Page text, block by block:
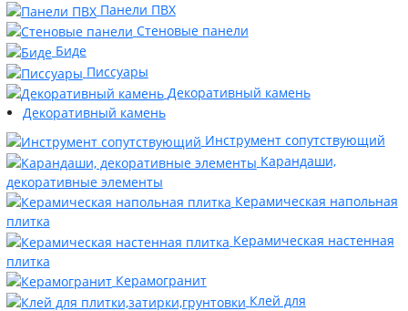
Панели ПВХ
Стеновые панели
Биде
Писсуары
Декоративный камень
Декоративный камень
Инструмент сопутствующий
Карандаши,
декоративные элементы
Керамическая напольная
плитка
Керамическая настенная
плитка
Керамогранит
Клей для